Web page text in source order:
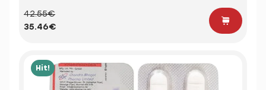
42.55€
35.46€
Hit!